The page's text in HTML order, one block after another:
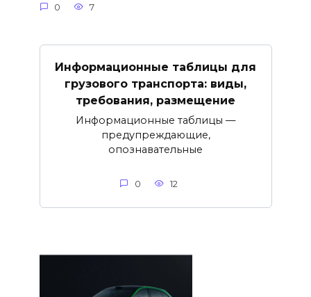
0 7
Информационные таблицы для
грузового транспорта: виды,
требования, размещение
Информационные таблицы —
предупреждающие,
опознавательные
0 12